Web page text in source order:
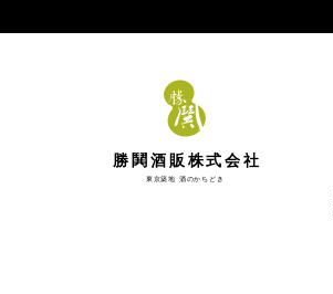
勝鬨酒販株式会社
東京築地 酒のかちどき